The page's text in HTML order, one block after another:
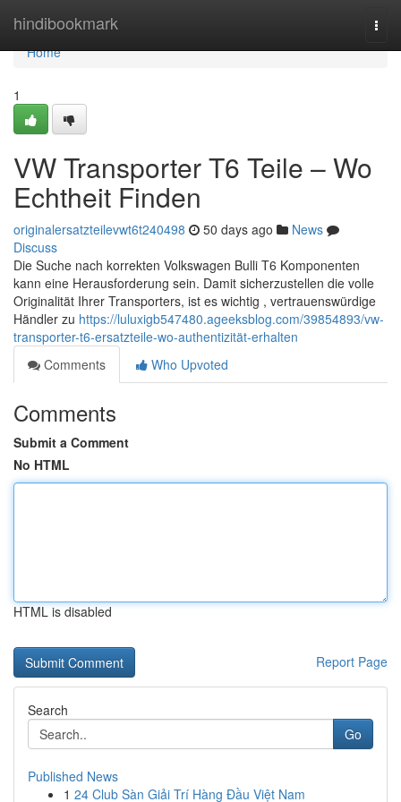
hindibookmark
Home
Home
1
VW Transporter T6 Teile – Wo
Echtheit Finden
originalersatzteilevwt6t240498 50 days ago
News
Discuss
Die Suche nach korrekten Volkswagen Bulli T6 Komponenten
kann eine Herausforderung sein. Damit sicherzustellen die volle
Originalität Ihrer Transporters, ist es wichtig , vertrauenswürdige
Händler zu https://luluxigb547480.ageeksblog.com/39854893/vw-
transporter-t6-ersatzteile-wo-authentizität-erhalten
Comments
Who Upvoted
Comments
Submit a Comment
No HTML
HTML is disabled
Report Page
Search
Go
Published News
1 24 Club Sàn Giải Trí Hàng Đầu Việt Nam